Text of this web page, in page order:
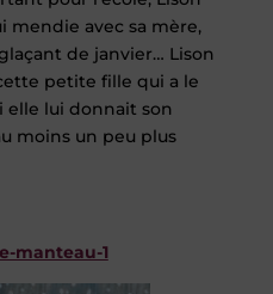
mendie avec sa mère,
de janvier… Lison
petite fille qui a le
elle lui donnait son
moins un peu plus
manteau-1